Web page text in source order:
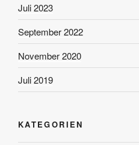
Juli 2023
September 2022
November 2020
Juli 2019
KATEGORIEN